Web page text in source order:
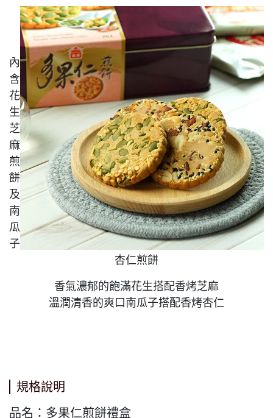
內
含
花
生
芝
麻
煎
餅
及
南
瓜
子
杏仁煎餅
香氣濃郁的飽滿花生搭配香烤芝麻
溫潤清香的爽口南瓜子搭配香烤杏仁
規格說明
品名：多果仁煎餅禮盒